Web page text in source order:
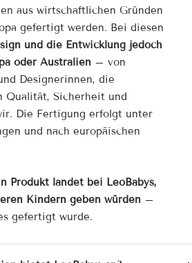
aus wirtschaftlichen Gründen
gefertigt werden. Bei diesen
und die Entwicklung jedoch
oder Australien – von
Designerinnen, die
Qualität, Sicherheit und
Die Fertigung erfolgt unter
und nach europäischen
Produkt landet bei LeoBabys,
Kindern geben würden –
gefertigt wurde.